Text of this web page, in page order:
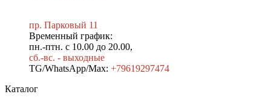
пр. Парковый 11
Временный график:
пн.-птн. с 10.00 до 20.00,
сб.-вс. - выходные
TG/WhatsApp/Max: +79619297474
Каталог